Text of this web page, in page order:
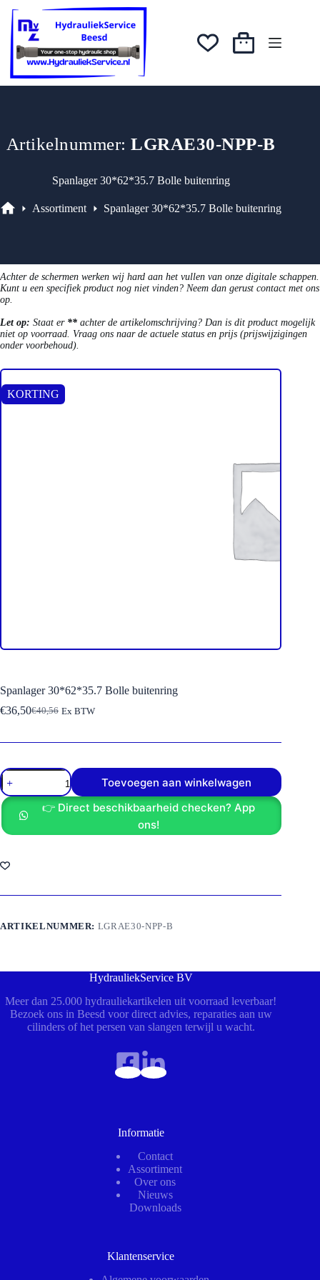
naar
inhoud
was:
€40,56.
€36,50.
Winkelwagen
Artikelnummer:LGRAE30-NPP-B
Spanlager 30*62*35.7 Bolle buitenring
Assortiment Spanlager 30*62*35.7 Bolle buitenring
Achter de schermen werken wij hard aan het vullen van onze digitale schappen.
Kunt u een specifiek product nog niet vinden? Neem dan gerust contact met ons
op.
Let op: Staat er ** achter de artikelomschrijving? Dan is dit product mogelijk
niet op voorraad. Vraag ons naar de actuele status en prijs (prijswijzigingen
onder voorbehoud).
KORTING
Spanlager 30*62*35.7 Bolle buitenring
€40,56
Oorspronkelijke
was:
€36,50Huidige
is:
Ex BTW
Spanlager
30*62*35.7
Bolle
buitenring
aantal
Toevoegen aan winkelwagen
👉 Direct beschikbaarheid checken? App
ons!
ARTIKELNUMMER: LGRAE30-NPP-B
HydrauliekService BV
Meer dan 25.000 hydrauliekartikelen uit voorraad leverbaar!
Bezoek ons in Beesd voor direct advies, reparaties aan uw
cilinders of het persen van slangen terwijl u wacht.
Informatie
Contact
Assortiment
Over ons
Nieuws
Downloads
Klantenservice